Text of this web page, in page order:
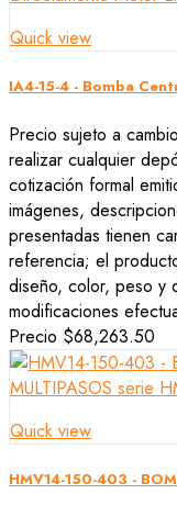
Quick view
IA4-15-4 - Bomba
Precio sujeto a
realizar cualquier
cotización formal
imágenes,
presentadas tienen
referencia; el
diseño, color, peso y
modificaciones
Precio $68,263.50
Quick view
HMV14-150-403 -